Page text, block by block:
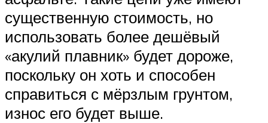
существенную стоимость, но
использовать более дешёвый
«акулий плавник» будет дороже,
поскольку он хоть и способен
справиться с мёрзлым грунтом,
износ его будет выше.